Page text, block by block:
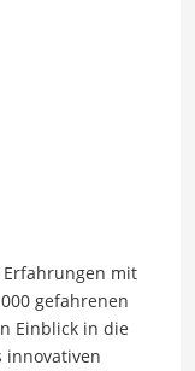
mit
gefahrenen
Einblick in die
innovativen